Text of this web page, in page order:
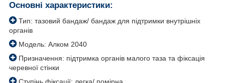
Основні характеристики:
Тип: тазовий бандаж/ бандаж для підтримки внутрішніх
органів
Модель: Алком 2040
Призначення: підтримка органів малого таза та фіксація
черевної стінки